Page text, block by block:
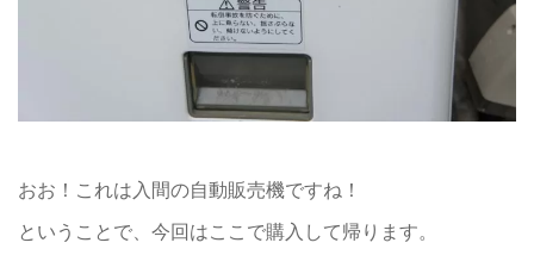
おお！これは入間の自動販売機ですね！
ということで、今回はここで購入して帰ります。